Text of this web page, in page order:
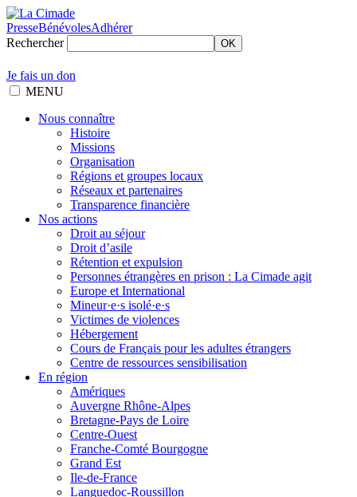
PresseBénévolesAdhérer
Rechercher
OK
Je fais un don
MENU
Nous connaître
Histoire
Missions
Organisation
Régions et groupes locaux
Réseaux et partenaires
Transparence financière
Nos actions
Droit au séjour
Droit d’asile
Rétention et expulsion
Personnes étrangères en prison : La Cimade agit
Europe et International
Mineur·e·s isolé·e·s
Victimes de violences
Hébergement
Cours de Français pour les adultes étrangers
Centre de ressources sensibilisation
En région
Amériques
Auvergne Rhône-Alpes
Bretagne-Pays de Loire
Centre-Ouest
Franche-Comté Bourgogne
Grand Est
Ile-de-France
Languedoc-Roussillon